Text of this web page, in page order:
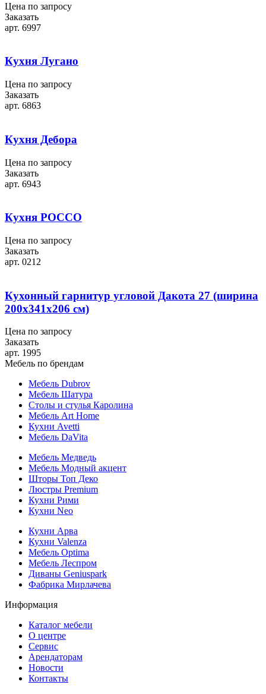
Цена по запросу
Заказать
арт. 6997
Кухня Лугано
Цена по запросу
Заказать
арт. 6863
Кухня Дебора
Цена по запросу
Заказать
арт. 6943
Кухня РОССО
Цена по запросу
Заказать
арт. 0212
Кухонный гарнитур угловой Дакота 27 (ширина
200х341х206 см)
Цена по запросу
Заказать
арт. 1995
Мебель по брендам
Мебель Dubrov
Мебель Шатура
Столы и стулья Каролина
Мебель Art Home
Кухни Avetti
Мебель DaVita
Мебель Медведь
Мебель Модный акцент
Шторы Топ Деко
Люстры Premium
Кухни Рими
Кухни Neo
Кухни Арва
Кухни Valenza
Мебель Optima
Мебель Леспром
Диваны Geniuspark
Фабрика Мирлачева
Информация
Каталог мебели
О центре
Сервис
Арендаторам
Новости
Контакты